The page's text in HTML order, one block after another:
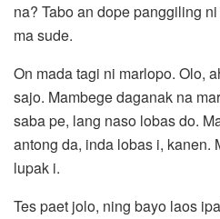
na? Tabo an dope panggiling
ma sude.
On mada tagi ni marlopo. Olo,
sajo. Mambege daganak na
saba pe, lang naso lobas do.
antong da, inda lobas i, kanen.
lupak i.
Tes paet jolo, ning bayo laos